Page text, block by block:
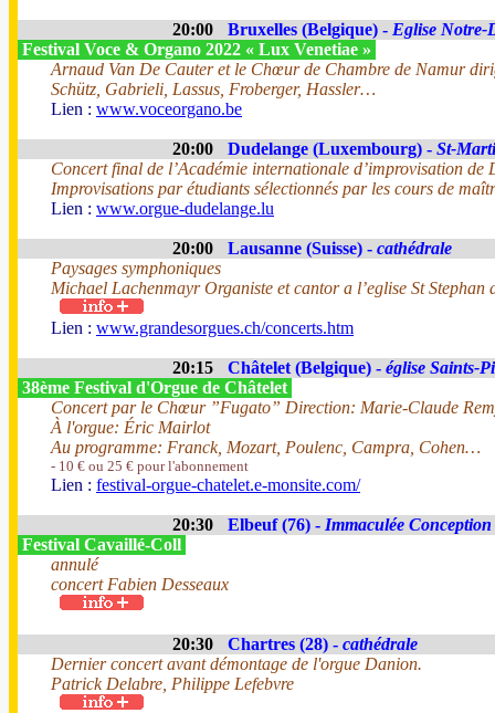
20:00 Bruxelles (Belgique) - Eglise Notre-
Festival Voce & Organo 2022 « Lux Venetiae »
Arnaud Van De Cauter et le Chœur de Chambre de Namur
Schütz, Gabrieli, Lassus, Froberger, Hassler…
Lien : www.voceorgano.be
20:00 Dudelange (Luxembourg) - St-
Concert final de l’Académie internationale d’improvisation de
Improvisations par étudiants sélectionnés par les cours de
Lien : www.orgue-dudelange.lu
20:00 Lausanne (Suisse) - cathédrale
Paysages symphoniques
Michael Lachenmayr Organiste et cantor a l’eglise St Stephan
Lien : www.grandesorgues.ch/concerts.htm
20:15 Châtelet (Belgique) - église Saints-
38ème Festival d'Orgue de Châtelet
Concert par le Chœur ”Fugato” Direction: Marie-Claude
À l'orgue: Éric Mairlot
Au programme: Franck, Mozart, Poulenc, Campra, Cohen…
- 10 € ou 25 € pour l'abonnement
Lien : festival-orgue-chatelet.e-monsite.com/
20:30 Elbeuf (76) - Immaculée Conception
Festival Cavaillé-Coll
annulé
concert Fabien Desseaux
20:30 Chartres (28) - cathédrale
Dernier concert avant démontage de l'orgue Danion.
Patrick Delabre, Philippe Lefebvre